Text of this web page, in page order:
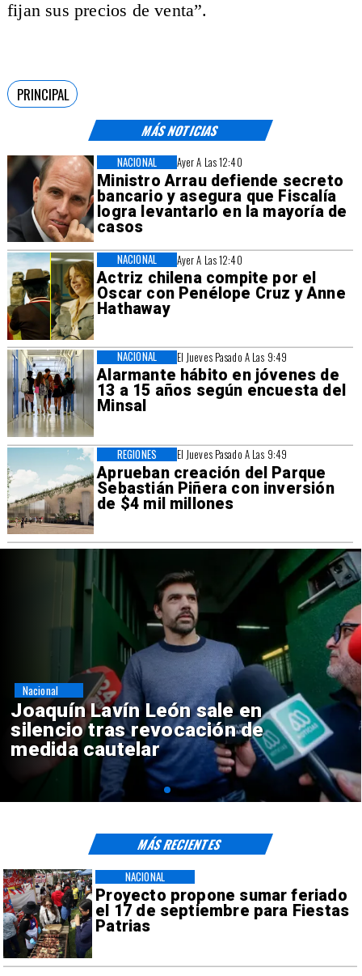
MÁS NOTICIAS
Ayer A Las 12:40
Ministro Arrau defiende secreto
bancario y asegura que Fiscalía
logra levantarlo en la mayoría de
casos
NACIONAL
Ayer A Las 12:40
Actriz chilena compite por el
Oscar con Penélope Cruz y Anne
Hathaway
NACIONAL
El Jueves Pasado A Las 9:49
Alarmante hábito en jóvenes de
13 a 15 años según encuesta del
Minsal
NACIONAL
El Jueves Pasado A Las 9:49
Aprueban creación del Parque
Sebastián Piñera con inversión
de $4 mil millones
REGIONES
fijan sus precios de venta”.
PRINCIPAL
Chile y Venezuela formalizan
reinicio de relaciones
consulares
Nacional
Proyecto propone sumar feriado
el 17 de septiembre para Fiestas
Patrias
NACIONAL
MÁS RECIENTES